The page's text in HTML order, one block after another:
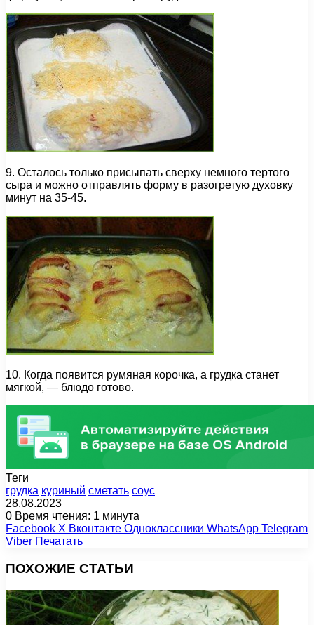
9. Осталось только присыпать сверху немного тертого
сыра и можно отправлять форму в разогретую духовку
минут на 35-45.
10. Когда появится румяная корочка, а грудка станет
мягкой, — блюдо готово.
Теги
грудка куриный сметать соус
28.08.2023
0 Время чтения: 1 минута
Facebook X Вконтакте Одноклассники WhatsApp Telegram
Viber Печатать
ПОХОЖИЕ СТАТЬИ